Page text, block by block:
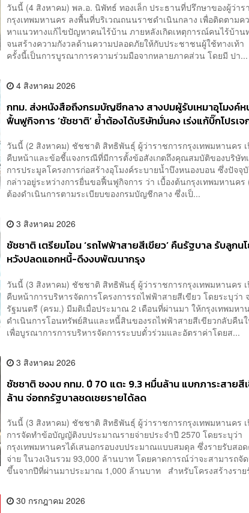
วันนี้ (4 สิงหาคม) พล.อ. นิพัทธ์ ทองเล็ก ประธานที่ปรึกษาของผู้ว่าร
กรุงเทพมหานคร ลงพื้นที่บริเวณถนนราชดำเนินกลาง เพื่อติดตามค
หาแนวทางแก้ไขปัญหาคนไร้บ้าน ภายหลังเกิดเหตุการณ์คนไร้บ้าน
จนสร้างความกังวลด้านความปลอดภัยให้กับประชาชนผู้ใช้ทางเท้
ครั้งนี้เป็นการบูรณาการความร่วมมือจากหลายภาคส่วน โดยมี ปา...
4 สิงหาคม 2026
กทม. ส่งหนังสือถึงกรมบัญชีกลาง สางปมผู้รับเหมาอุโมงค์
ฟื้นฟูกิจการ ‘ชัชชาติ’ ย้ำต้องได้บริษัทมั่นคง เร่งแก้บิ๊กโปรเ
วันนี้ (2 สิงหาคม) ชัชชาติ สิทธิพันธุ์ ผู้ว่าราชการกรุงเทพมหานคร เ
คืบหน้าและข้อชี้แจงกรณีที่มีการตั้งข้อสังเกตถึงคุณสมบัติของบริษัท
การประมูลโครงการก่อสร้างอุโมงค์ระบายน้ำบึงหนองบอน ซึ่งปัจจุ
กล่าวอยู่ระหว่างการยื่นขอฟื้นฟูกิจการ ว่า เบื้องต้นกรุงเทพมหานคร
ต้องดำเนินการตามระเบียบของกรมบัญชีกลาง ซึ่งเป็...
3 สิงหาคม 2026
ชัชชาติ เตรียมโอน ‘รถไฟฟ้าสายสีเขียว’ คืนรัฐบาล รับลูกน
หวังปลดแอกหนี้-ดึงงบพัฒนากรุง
วันนี้ (3 สิงหาคม) ชัชชาติ สิทธิพันธุ์ ผู้ว่าราชการกรุงเทพมหานคร เ
คืบหน้าการบริหารจัดการโครงการรถไฟฟ้าสายสีเขียว โดยระบุว่
รัฐมนตรี (ครม.) มีมติเมื่อประมาณ 2 เดือนที่ผ่านมา ให้กรุงเทพมหา
ดำเนินการโอนทรัพย์สินและหนี้สินของรถไฟฟ้าสายสีเขียวกลับคืน
เพื่อบูรณาการการบริหารจัดการระบบตั๋วร่วมและอัตราค่าโดยส...
3 สิงหาคม 2026
ชัชชาติ ชงงบ กทม. ปี 70 แตะ 9.3 หมื่นล้าน แบกภาระสายสี
ล้าน จ่อถกรัฐบาลชดเชยรายได้ลด
วันนี้ (3 สิงหาคม) ชัชชาติ สิทธิพันธุ์ ผู้ว่าราชการกรุงเทพมหานคร เ
การจัดทำข้อบัญญัติงบประมาณรายจ่ายประจำปี 2570 โดยระบุว่า
กรุงเทพมหานครได้เสนอกรอบงบประมาณแบบสมดุล ซึ่งรายรับสอ
จ่าย ในวงเงินรวม 93,000 ล้านบาท โดยคาดการณ์ว่าจะสามารถจัด
ขึ้นจากปีที่ผ่านมาประมาณ 1,000 ล้านบาท สำหรับโครงสร้างราย
30 กรกฎาคม 2026